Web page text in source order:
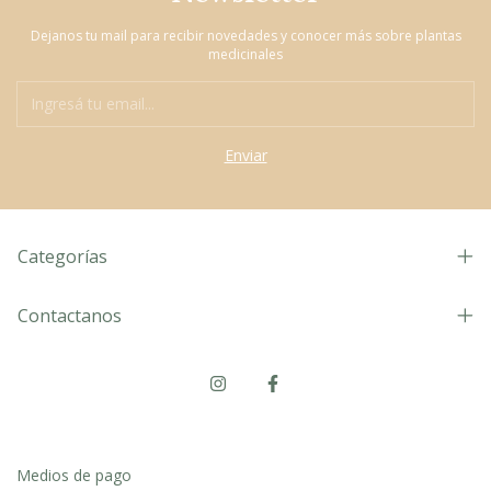
Dejanos tu mail para recibir novedades y conocer más sobre plantas
medicinales
Categorías
Contactanos
Medios de pago